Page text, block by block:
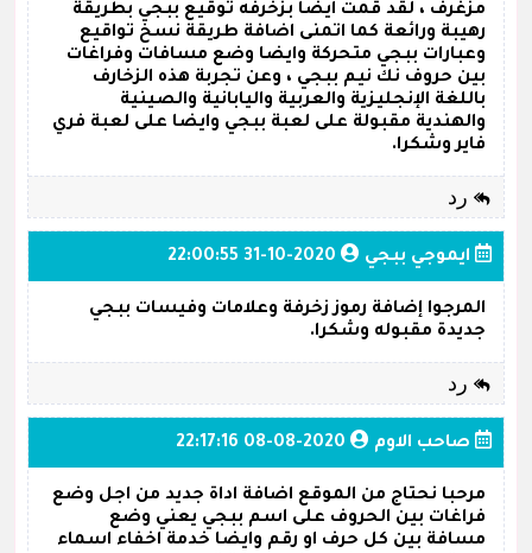
مزغرف ، لقد قمت ايضا بزخرفه توقيع ببجي بطريقة
رهيبة ورائعة كما اتمنى اضافة طريقة نسخ تواقيع
وعبارات ببجي متحركة وايضا وضع مسافات وفراغات
بين حروف نك نيم ببجي ، وعن تجربة هذه الزخارف
باللغة الإنجليزية والعربية واليابانية والصينية
والهندية مقبولة على لعبة ببجي وايضا على لعبة فري
فاير وشكرا.
رد
ايموجي ببجي 2020-10-31 22:00:55
المرجوا إضافة رموز زخرفة وعلامات وفيسات ببجي
جديدة مقبوله وشكرا.
رد
صاحب الاوم 2020-08-08 22:17:16
مرحبا نحتاج من الموقع اضافة اداة جديد من اجل وضع
فراغات بين الحروف على اسم ببجي يعني وضع
مسافة بين كل حرف او رقم وايضا خدمة اخفاء اسماء